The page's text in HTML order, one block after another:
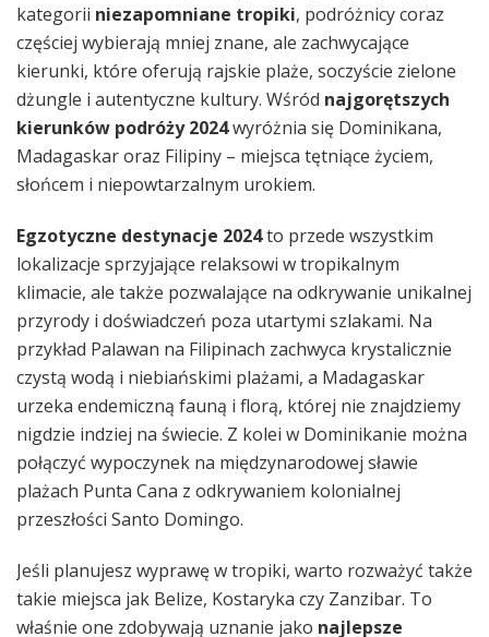
kategorii niezapomniane tropiki, podróżnicy coraz
częściej wybierają mniej znane, ale zachwycające
kierunki, które oferują rajskie plaże, soczyście zielone
dżungle i autentyczne kultury. Wśród najgorętszych
kierunków podróży 2024wyróżnia się Dominikana,
Madagaskar oraz Filipiny – miejsca tętniące życiem,
słońcem i niepowtarzalnym urokiem.
Egzotyczne destynacje 2024to przede wszystkim
lokalizacje sprzyjające relaksowi w tropikalnym
klimacie, ale także pozwalające na odkrywanie unikalnej
przyrody i doświadczeń poza utartymi szlakami. Na
przykład Palawan na Filipinach zachwyca krystalicznie
czystą wodą i niebiańskimi plażami, a Madagaskar
urzeka endemiczną fauną i florą, której nie znajdziemy
nigdzie indziej na świecie. Z kolei w Dominikanie można
połączyć wypoczynek na międzynarodowej sławie
plażach Punta Cana z odkrywaniem kolonialnej
przeszłości Santo Domingo.
Jeśli planujesz wyprawę w tropiki, warto rozważyć także
takie miejsca jak Belize, Kostaryka czy Zanzibar. To
właśnie one zdobywają uznanie jako najlepsze